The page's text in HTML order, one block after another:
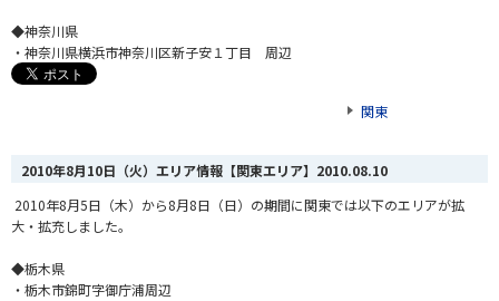
◆神奈川県
・神奈川県横浜市神奈川区新子安１丁目 周辺
関東
2010年8月10日（火）エリア情報【関東エリア】 2010.08.10
2010年8月5日（木）から8月8日（日）の期間に関東では以下のエリアが拡
大・拡充しました。
◆栃木県
・栃木市錦町字御庁浦周辺